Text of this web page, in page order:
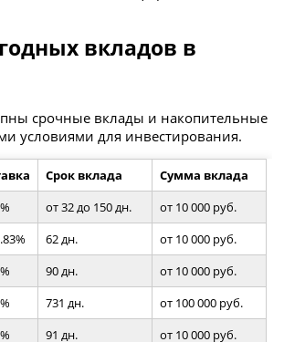
вкладов в
срочные вклады и накопительные
условиями для инвестирования.
Срок вклада
Сумма вклада
от 32 до 150 дн.
от 10 000 руб.
62 дн.
от 10 000 руб.
90 дн.
от 10 000 руб.
731 дн.
от 100 000 руб.
91 дн.
от 10 000 руб.